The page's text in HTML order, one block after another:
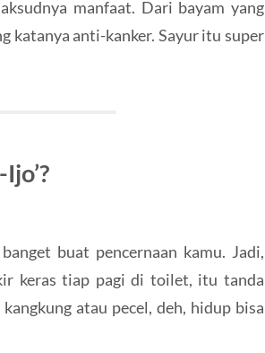
manfaat. Dari bayam yang
katanya anti-kanker. Sayur itu super
buat pencernaan kamu. Jadi,
keras tiap pagi di toilet, itu tanda
atau pecel, deh, hidup bisa